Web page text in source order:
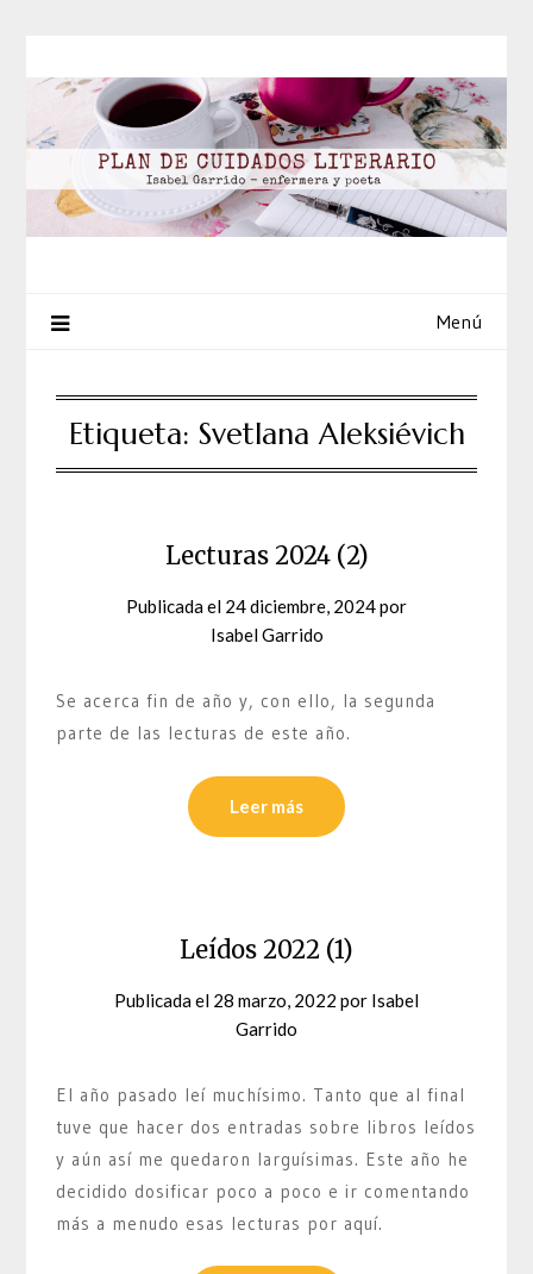
contenido
Menú
Etiqueta: Svetlana Aleksiévich
Lecturas 2024 (2)
Publicada el 24 diciembre, 2024por
Isabel Garrido
Se acerca fin de año y, con ello, la segunda
parte de las lecturas de este año.
Leer más
Leídos 2022 (1)
Publicada el 28 marzo, 2022 por Isabel
Garrido
El año pasado leí muchísimo. Tanto que al final
tuve que hacer dos entradas sobre libros leídos
y aún así me quedaron larguísimas. Este año he
decidido dosificar poco a poco e ir comentando
más a menudo esas lecturas por aquí.